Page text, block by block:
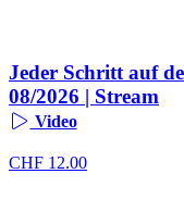
Jeder Schritt auf
08/2026 | Stream
Video
CHF 12.00